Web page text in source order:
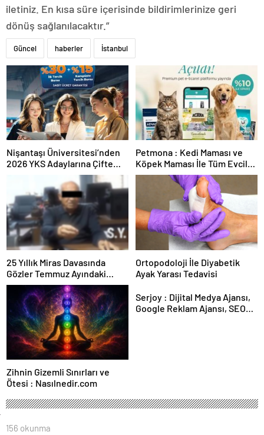
iletiniz. En kısa süre içerisinde bildirimlerinize geri
dönüş sağlanılacaktır.”
Güncel haberler İstanbul
Nişantaşı Üniversitesi’nden
2026 YKS Adaylarına Çifte
Güvence: Sabit Ücret ve
Kesintisiz Burs
Petmona : Kedi Maması ve
Köpek Maması İle Tüm Evcil
Hayvan Ürünleri
25 Yıllık Miras Davasında
Gözler Temmuz Ayındaki
Karar Duruşmasına Çevrildi
Ortopodoloji İle Diyabetik
Ayak Yarası Tedavisi
Zihnin Gizemli Sınırları ve
Ötesi : Nasılnedir.com
Serjoy : Dijital Medya Ajansı,
Google Reklam Ajansı, SEO
156 okunma